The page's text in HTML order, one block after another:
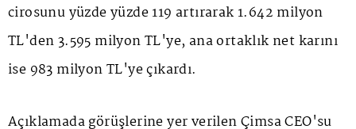
cirosunu yüzde yüzde 119 artırarak 1.642 milyon
TL'den 3.595 milyon TL'ye, ana ortaklık net karını
ise 983 milyon TL'ye çıkardı.
Açıklamada görüşlerine yer verilen Çimsa CEO'su